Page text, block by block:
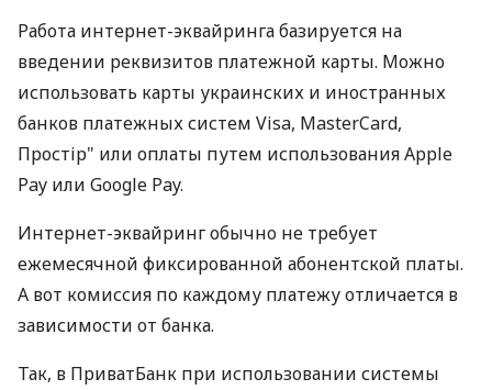
Работа интернет-эквайринга базируется на
введении реквизитов платежной карты. Можно
использовать карты украинских и иностранных
банков платежных систем Visa, MasterCard,
Простір" или оплаты путем использования Apple
Pay или Google Pay.
Интернет-эквайринг обычно не требует
ежемесячной фиксированной абонентской платы.
А вот комиссия по каждому платежу отличается в
зависимости от банка.
Так, в ПриватБанк при использовании системы